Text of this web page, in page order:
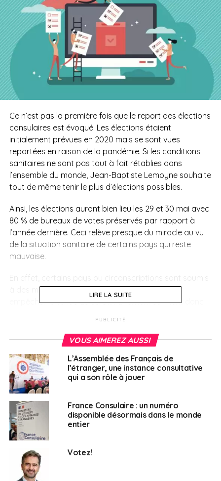
Ce n’est pas la première fois que le report des élections
consulaires est évoqué. Les élections étaient
initialement prévues en 2020 mais se sont vues
reportées en raison de la pandémie. Si les conditions
sanitaires ne sont pas tout à fait rétablies dans
l’ensemble du monde, Jean-Baptiste Lemoynesouhaite
tout de même tenir le plus d’élections possibles.
Ainsi, les élections auront bien lieu les 29 et 30 mai avec
80 % de bureaux de votes préservés par rapport à
l’année dernière. Ceci relève presque du miracle au vu
de la situation sanitaire de certains pays qui reste
mauvaise.
à des mesures gouvernementales qui semblent
empêcher la tenue du scrutin à l’urne.Il convient donc
Madagascar, le Cambodge, Singapour ou encore l’Inde
où la situation l’épidémie sévit dans les deux
circonscriptions.Des aménagements voire même des
décisions de reports pourraient ainsi être décidées
dans les jours à venir.
SUJETS ASSOCIÉS: ELECTIONS CONSULAIRES FEATURED
A SUIVRE
Coronavirus : quels sont les foyers épidémiques
dans le monde
NE RATEZ PAS
Arrêt du trafic aérien vers l’aéroport de Tel-Aviv
LIRE LA SUITE
PUBLICITÉ
VOUS AIMEREZ AUSSI
L’Assemblée des Français de
l’étranger, une instance consultative
qui a son rôle à jouer
France Consulaire : un numéro
disponible désormais dans le monde
entier
Votez!